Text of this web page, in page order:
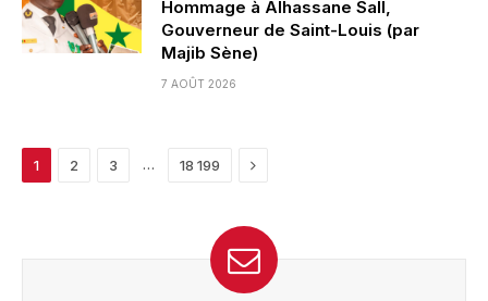
Hommage à Alhassane Sall,
Gouverneur de Saint-Louis (par
Majib Sène)
7 AOÛT 2026
1 2 3 … 18 199 Next